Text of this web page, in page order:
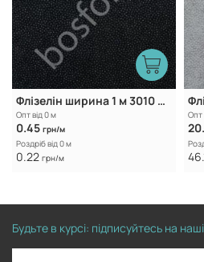
Флізелін ширина 1 м 3010 Black
Опт від 0 м
0.45 грн/м
Роздріб від 0 м
0.22 грн/м
Опт
Будьте в курсі: підписуйтесь на